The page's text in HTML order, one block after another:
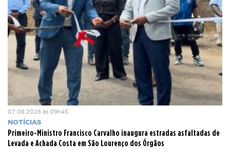
07.08.2026 às 09h45
NOTÍCIAS
Primeiro-Ministro Francisco Carvalho inaugura estradas asfaltadas de
Levada e Achada Costa em São Lourenço dos Órgãos